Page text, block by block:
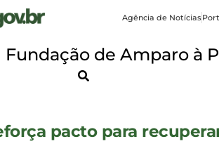
Agência de Notícias
Fundação de Amparo à
pacto para